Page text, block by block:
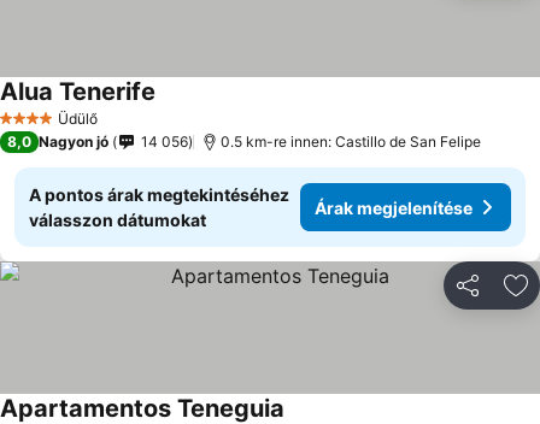
4 KategóriaÜdülő
Alua Tenerife
8,0 Nagyon jó 14 056 0.5 km-re innen: Castillo de San Felipe
A pontos árak megtekintéséhez
válasszon dátumokat
Árak megjelenítése
Apartamentos Teneguia